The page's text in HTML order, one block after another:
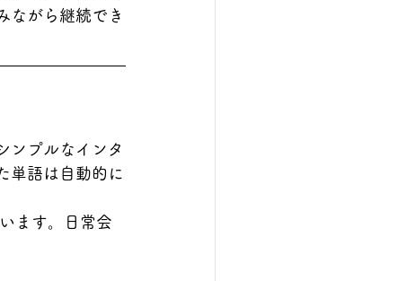
ながら継続でき
ンプルなインタ
単語は自動的に
ます。日常会